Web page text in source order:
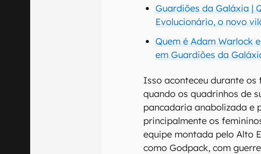
Guardiões da Galáxia |
Evolucionário, o novo
Quem é Adam Warlock
em Guardiões da
Isso aconteceu durante os
quando os quadrinhos de
pancadaria anabolizada e
principalmente os
equipe montada pelo Alto
como Godpack, com